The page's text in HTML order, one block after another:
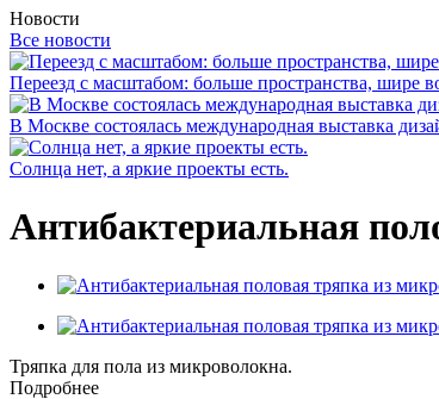
Новости
Все новости
Переезд с масштабом: больше пространства, шире
В Москве состоялась международная выставка
Солнца нет, а яркие проекты есть.
Антибактериальная
Тряпка для пола из микроволокна.
Подробнее